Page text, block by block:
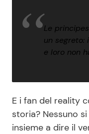
Le
un segreto:
e loro non
E i fan del reality
storia? Nessuno
insieme a dire il